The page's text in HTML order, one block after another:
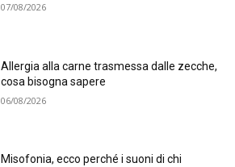
07/08/2026
Allergia alla carne trasmessa dalle zecche,
cosa bisogna sapere
06/08/2026
Misofonia, ecco perché i suoni di chi